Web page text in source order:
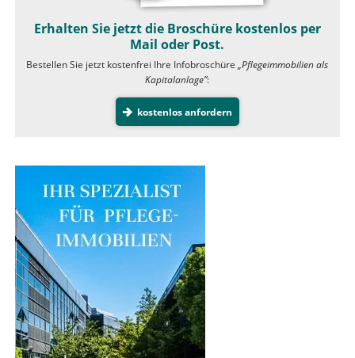
Erhalten Sie jetzt die Broschüre kostenlos per
Mail oder Post.
Bestellen Sie jetzt kostenfrei Ihre Infobroschüre„Pflegeimmobilien als
Kapitalanlage”:
kostenlos anfordern